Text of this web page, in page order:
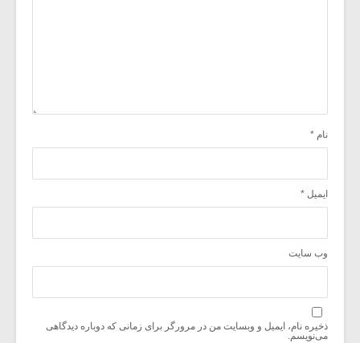
نام *
ایمیل *
وب‌ سایت
ذخیره نام، ایمیل و وبسایت من در مرورگر برای زمانی که دوباره دیدگاهی
می‌نویسم.